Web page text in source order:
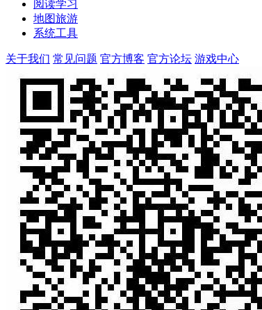
阅读学习
地图旅游
系统工具
关于我们 常见问题 官方博客 官方论坛 游戏中心